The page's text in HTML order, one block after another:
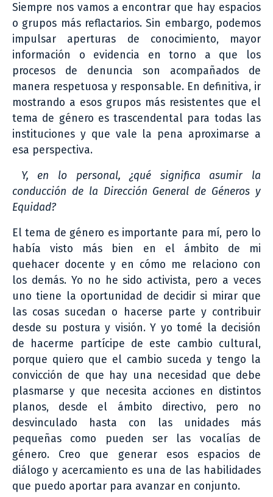
Siempre nos vamos a encontrar que hay espacios
o grupos más reflactarios. Sin embargo, podemos
impulsar aperturas de conocimiento, mayor
información o evidencia en torno a que los
procesos de denuncia son acompañados de
manera respetuosa y responsable. En definitiva, ir
mostrando a esos grupos más resistentes que el
tema de género es trascendental para todas las
instituciones y que vale la pena aproximarse a
esa perspectiva.
Y, en lo personal, ¿qué significa asumir la
conducción de la Dirección General de Géneros y
Equidad?
El tema de género es importante para mí, pero lo
había visto más bien en el ámbito de mi
quehacer docente y en cómo me relaciono con
los demás. Yo no he sido activista, pero a veces
uno tiene la oportunidad de decidir si mirar que
las cosas sucedan o hacerse parte y contribuir
desde su postura y visión. Y yo tomé la decisión
de hacerme partícipe de este cambio cultural,
porque quiero que el cambio suceda y tengo la
convicción de que hay una necesidad que debe
plasmarse y que necesita acciones en distintos
planos, desde el ámbito directivo, pero no
desvinculado hasta con las unidades más
pequeñas como pueden ser las vocalías de
género. Creo que generar esos espacios de
diálogo y acercamiento es una de las habilidades
que puedo aportar para avanzar en conjunto.